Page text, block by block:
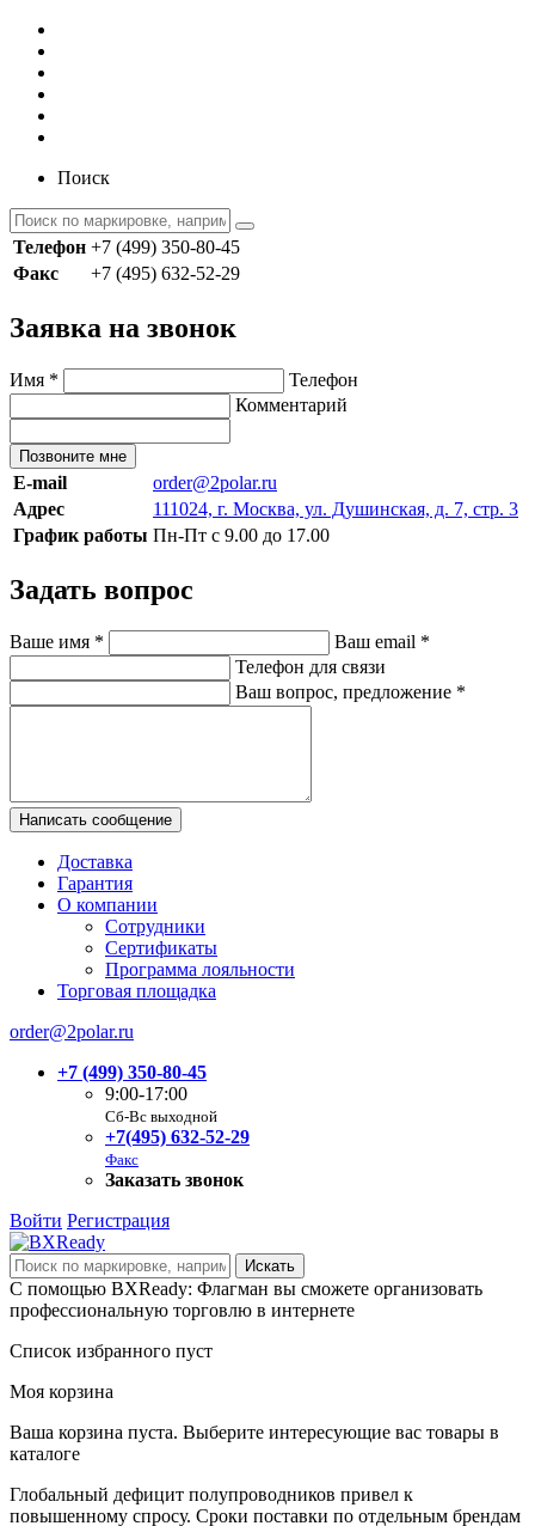
Поиск
Телефон +7 (499) 350-80-45
Факс
+7 (495) 632-52-29
Заявка на звонок
Имя *
Телефон
Комментарий
Позвоните мне
E-mail
order@2polar.ru
Адрес
111024, г. Москва, ул. Душинская, д. 7, стр. 3
График работы Пн-Пт с 9.00 до 17.00
Задать вопрос
Ваше имя * Ваш email *
Телефон для связи
Ваш вопрос, предложение *
Написать сообщение
Доставка
Гарантия
О компании
Сотрудники
Сертификаты
Программа лояльности
Торговая площадка
order@2polar.ru
+7 (499) 350-80-45
9:00-17:00
Сб-Вс выходной
+7(495) 632-52-29
Факс
Заказать звонок
Войти Регистрация
С помощью BXReady: Флагман вы сможете организовать
профессиональную торговлю в интернете
Список избранного пуст
Моя корзина
Ваша корзина пуста. Выберите интересующие вас товары в
каталоге
Глобальный дефицит полупроводников привел к
повышенному спросу. Сроки поставки по отдельным брендам